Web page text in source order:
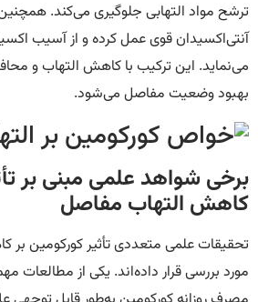
ترشح مواد التهابی جلوگیری می‌کند.
آنتی‌اکسیدان قوی عمل کرده و از آسیب
می‌نماید. این ترکیب با کاهش التهاب و
بهبود وضعیت مفاصل می‌شود.
برخی شواهد علمی مبنی بر
کاهش التهاب مفاصل
تحقیقات علمی متعددی تأثیر کورکومین بر
مورد بررسی قرار داده‌اند. یکی از